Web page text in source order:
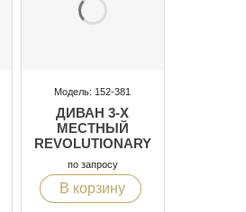
Модель: 152-381
ДИВАН 3-Х
МЕСТНЫЙ
REVOLUTIONARY
по запросу
В корзину